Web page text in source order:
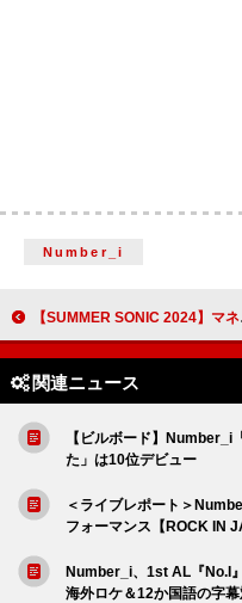
Number_i
【SUMMER SONIC 2024】マネスキン、大音量のロックプレイと開放感に身を委ねた東京初日
関連ニュース
【ビルボード】Number_i
た」は10位デビュー
＜ライブレポート＞
フォーマンス【ROCK IN
Number_i、1st AL『No.I
海外ロケ＆12か国語の字